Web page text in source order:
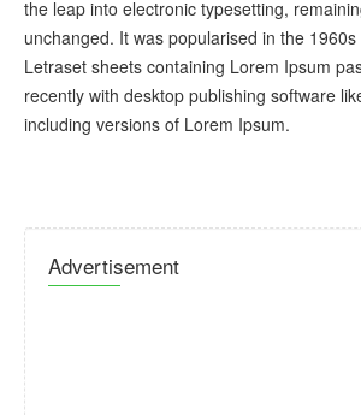
the leap into electronic typesetting,
unchanged. It was popularised in the
Letraset sheets containing Lorem Ipsum
recently with desktop publishing software
including versions of Lorem Ipsum.
Advertisement